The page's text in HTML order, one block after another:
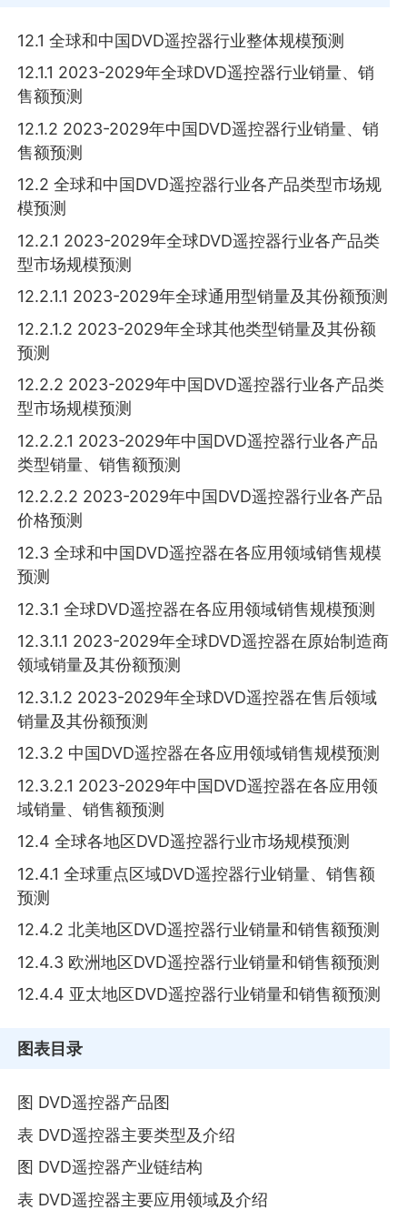
12.1 全球和中国DVD遥控器行业整体规模预测
12.1.1 2023-2029年全球DVD遥控器行业销量、销
售额预测
12.1.2 2023-2029年中国DVD遥控器行业销量、销
售额预测
12.2 全球和中国DVD遥控器行业各产品类型市场规
模预测
12.2.1 2023-2029年全球DVD遥控器行业各产品类
型市场规模预测
12.2.1.1 2023-2029年全球通用型销量及其份额预测
12.2.1.2 2023-2029年全球其他类型销量及其份额
预测
12.2.2 2023-2029年中国DVD遥控器行业各产品类
型市场规模预测
12.2.2.1 2023-2029年中国DVD遥控器行业各产品
类型销量、销售额预测
12.2.2.2 2023-2029年中国DVD遥控器行业各产品
价格预测
12.3 全球和中国DVD遥控器在各应用领域销售规模
预测
12.3.1 全球DVD遥控器在各应用领域销售规模预测
12.3.1.1 2023-2029年全球DVD遥控器在原始制造商
领域销量及其份额预测
12.3.1.2 2023-2029年全球DVD遥控器在售后领域
销量及其份额预测
12.3.2 中国DVD遥控器在各应用领域销售规模预测
12.3.2.1 2023-2029年中国DVD遥控器在各应用领
域销量、销售额预测
12.4 全球各地区DVD遥控器行业市场规模预测
12.4.1 全球重点区域DVD遥控器行业销量、销售额
预测
12.4.2 北美地区DVD遥控器行业销量和销售额预测
12.4.3 欧洲地区DVD遥控器行业销量和销售额预测
12.4.4 亚太地区DVD遥控器行业销量和销售额预测
图表目录
图 DVD遥控器产品图
表 DVD遥控器主要类型及介绍
图 DVD遥控器产业链结构
表 DVD遥控器主要应用领域及介绍